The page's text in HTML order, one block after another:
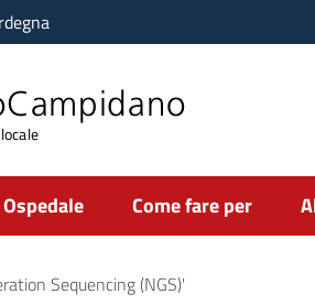
Ospedale Come fare per
Sequencing (NGS)'